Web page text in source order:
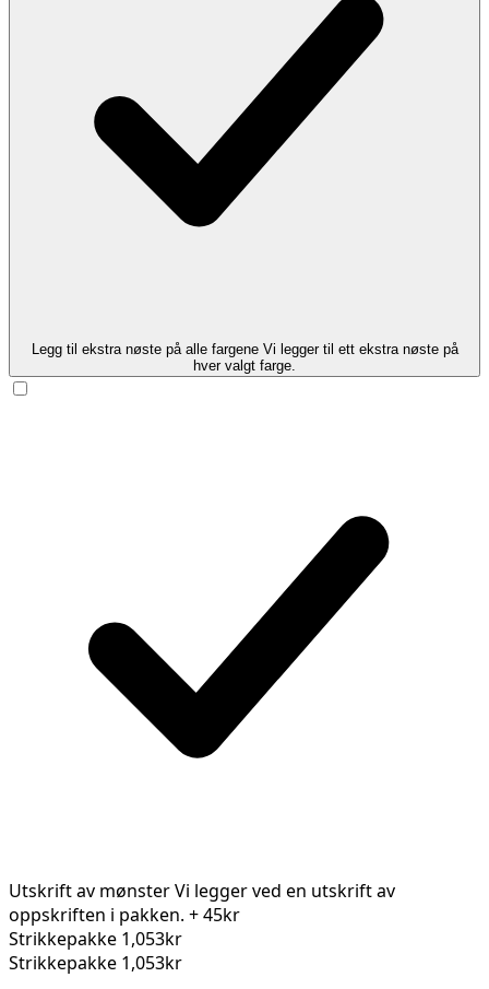
Legg til ekstra nøste på alle fargene Vi legger til ett ekstra nøste på
hver valgt farge.
Utskrift av mønsterVi legger ved en utskrift av
oppskriften i pakken. + 45kr
Strikkepakke 1,053kr
Strikkepakke 1,053kr